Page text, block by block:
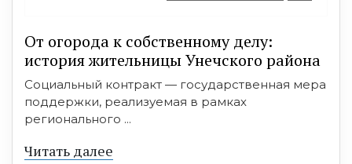
От огорода к собственному делу:
история жительницы Унечского района
Социальный контракт — государственная мера
поддержки, реализуемая в рамках
регионального ...
Читать далее